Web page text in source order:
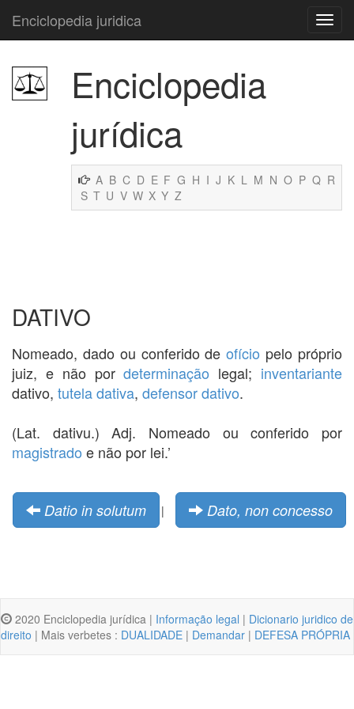
Enciclopedia juridica
Enciclopedia
jurídica
A B C D E F G H I J K L M N O P Q R
S T U V W X Y Z
DATIVO
Nomeado, dado ou conferido deofício pelo próprio
juiz, e não pordeterminação legal; inventariante
dativo, tutela dativa, defensor dativo.
(Lat. dativu.) Adj. Nomeado ou conferido por
magistrado e não por lei.’
Datio in solutum | Dato, non concesso
2020 Enciclopedia jurídica | Informação legal | Dicionario juridico de
direito | Mais verbetes : DUALIDADE | Demandar | DEFESA PRÓPRIA